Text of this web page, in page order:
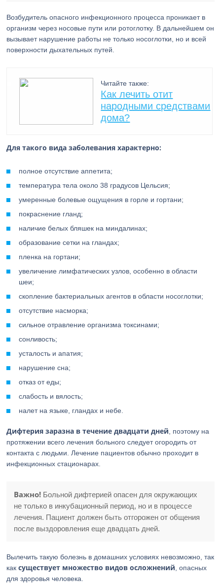
Возбудитель опасного инфекционного процесса проникает в
организм через носовые пути или ротоглотку. В дальнейшем он
вызывает нарушение работы не только носоглотки, но и всей
поверхности дыхательных путей.
Читайте также:
Как лечить отит
народными средствами
дома?
Для такого вида заболевания характерно:
полное отсутствие аппетита;
температура тела около 38 градусов Цельсия;
умеренные болевые ощущения в горле и гортани;
покраснение гланд;
наличие белых бляшек на миндалинах;
образование сетки на гландах;
пленка на гортани;
увеличение лимфатических узлов, особенно в области
шеи;
скопление бактериальных агентов в области носоглотки;
отсутствие насморка;
сильное отравление организма токсинами;
сонливость;
усталость и апатия;
нарушение сна;
отказ от еды;
слабость и вялость;
налет на языке, гландах и небе.
Дифтерия заразна в течение двадцати дней , поэтому на
протяжении всего лечения больного следует огородить от
контакта с людьми. Лечение пациентов обычно проходит в
инфекционных стационарах.
Важно! Больной дифтерией опасен для окружающих
не только в инкубационный период, но и в процессе
лечения. Пациент должен быть отгорожен от общения
после выздоровления еще двадцать дней.
Вылечить такую болезнь в домашних условиях невозможно, так
каксуществует множество видов осложнений , опасных
для здоровья человека.